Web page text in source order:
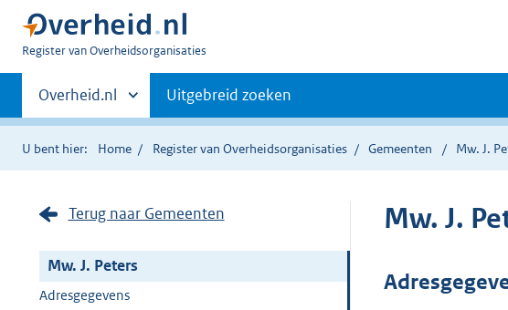
U
Register van Overheidsorganisaties
Primaire
navigatie
Andere
sites
binnen
Overheid.nl Uitgebreid zoeken
U bent hier: Home Register van Overheidsorganisaties Gemeenten Mw. J.
Terug naar Gemeenten
Mw. J. Peters
Adresgegevens
Mw. J.